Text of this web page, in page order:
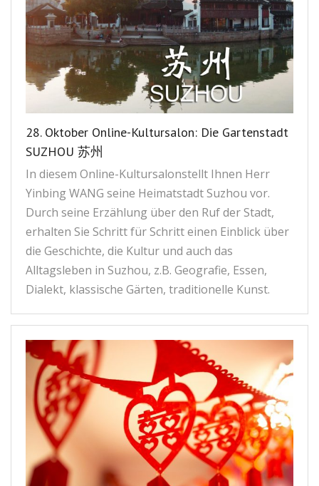
28. Oktober Online-Kultursalon: Die Gartenstadt
SUZHOU 苏州
In diesem Online-Kultursalonstellt Ihnen Herr
Yinbing WANG seine Heimatstadt Suzhou vor.
Durch seine Erzählung über den Ruf der Stadt,
erhalten Sie Schritt für Schritt einen Einblick über
die Geschichte, die Kultur und auch das
Alltagsleben in Suzhou, z.B. Geografie, Essen,
Dialekt, klassische Gärten, traditionelle Kunst.